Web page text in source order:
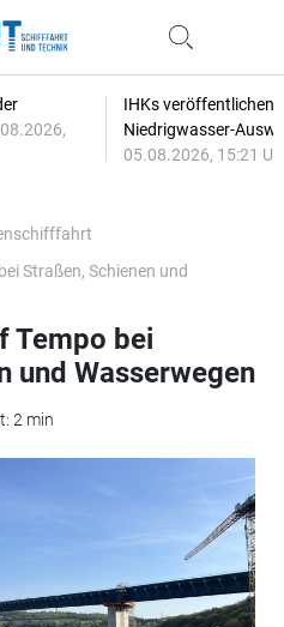
IHKs veröffentlichen
Niedrigwasser-
05.08.2026, 15:21
Straßen, Schienen und
Tempo bei
und Wasserwegen
2 min